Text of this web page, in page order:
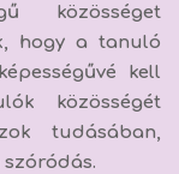
közösséget
hogya tanuló
kell
közösségét
tudásában,
szóródás.